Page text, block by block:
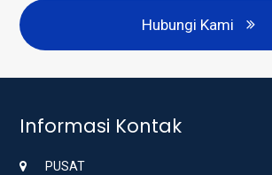
Hubungi Kami
Informasi Kontak
PUSAT